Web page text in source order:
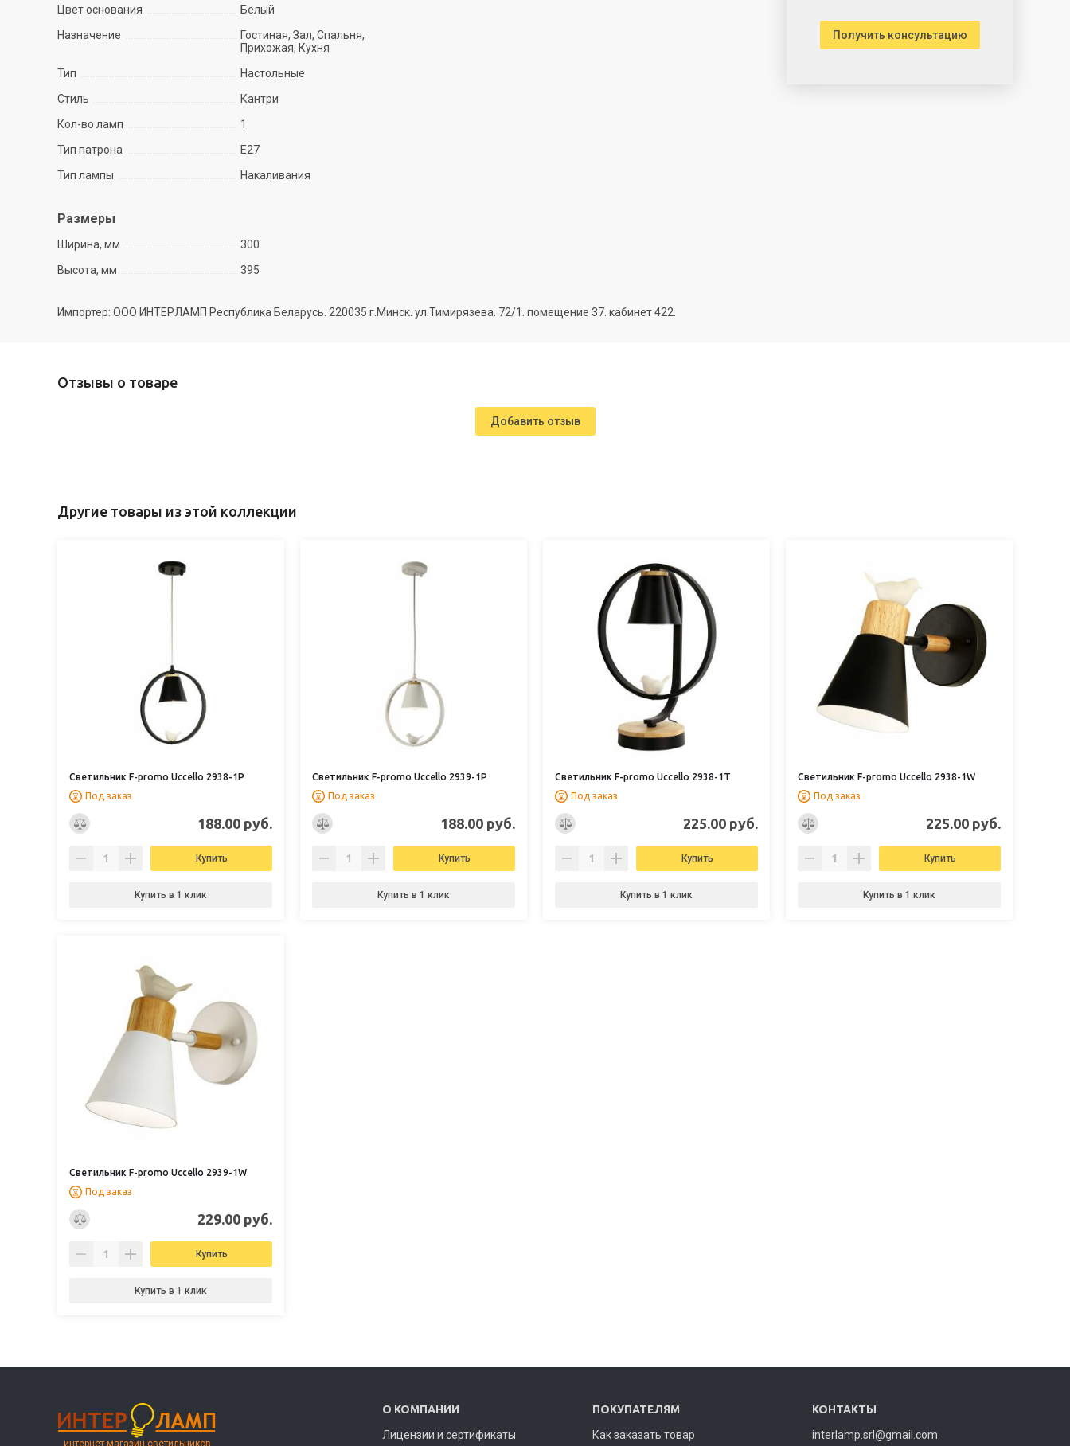
Цвет основания
Белый
Назначение
Гостиная, Зал, Спальня,
Прихожая, Кухня
Тип
Настольные
Стиль
Кантри
Кол-во ламп
1
Тип патрона
E27
Тип лампы
Накаливания
Размеры
Ширина, мм
300
Высота, мм
395
Импортер: ООО ИНТЕРЛАМП Республика Беларусь. 220035 г.Минск. ул.Тимирязева. 72/1. помещение 37. кабинет 422.
Получить консультацию
Отзывы о товаре
Добавить отзыв
Другие товары из этой коллекции
Светильник F-promo Uccello 2938-1P
Под заказ
188.00 руб.
Купить
Купить в 1 клик
Светильник F-promo Uccello 2939-1P
Под заказ
188.00 руб.
Купить
Купить в 1 клик
Светильник F-promo Uccello 2938-1T
Под заказ
225.00 руб.
Купить
Купить в 1 клик
Светильник F-promo Uccello 2938-1W
Под заказ
225.00 руб.
Купить
Купить в 1 клик
Светильник F-promo Uccello 2939-1W
Под заказ
229.00 руб.
Купить
Купить в 1 клик
интернет-магазин светильников
О КОМПАНИИ
Лицензии и сертификаты
ПОКУПАТЕЛЯМ
Как заказать товар
КОНТАКТЫ
interlamp.srl@gmail.com